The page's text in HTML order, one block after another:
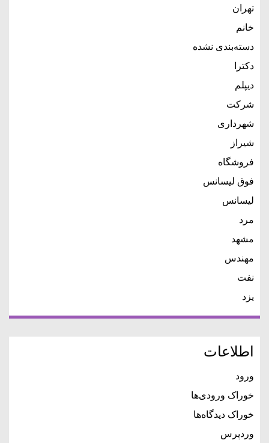
تهران
خانم
دسته‌بندی نشده
دکترا
دیپلم
شرکت
شهرداری
شیراز
فروشگاه
فوق لیسانس
لیسانس
مرد
مشهد
مهندس
نفت
یزد
اطلاعات
ورود
خوراک ورودی‌ها
خوراک دیدگاه‌ها
وردپرس